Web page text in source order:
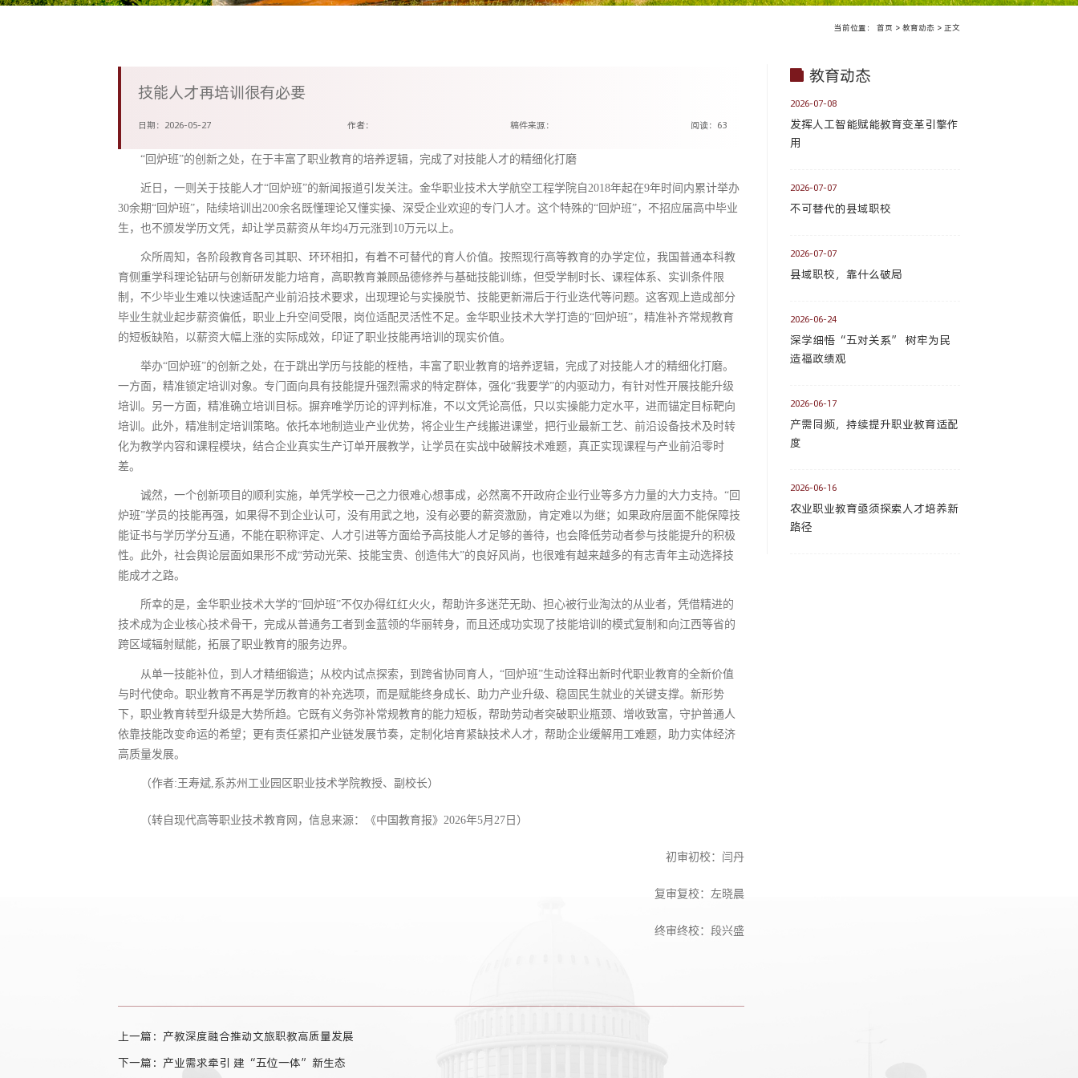
当前位置： 首页 > 教育动态 > 正文
技能人才再培训很有必要
日期：2026-05-27 作者： 稿件来源： 阅读： 63
“回炉班”的创新之处，在于丰富了职业教育的培养逻辑，完成了对技能人才的精细化打磨
近日，一则关于技能人才“回炉班”的新闻报道引发关注。金华职业技术大学航空工程学院自2018年起在9年时间内累计举办
30余期“回炉班”，陆续培训出200余名既懂理论又懂实操、深受企业欢迎的专门人才。这个特殊的“回炉班”，不招应届高中毕业
生，也不颁发学历文凭，却让学员薪资从年均4万元涨到10万元以上。
众所周知，各阶段教育各司其职、环环相扣，有着不可替代的育人价值。按照现行高等教育的办学定位，我国普通本科教
育侧重学科理论钻研与创新研发能力培育，高职教育兼顾品德修养与基础技能训练，但受学制时长、课程体系、实训条件限
制，不少毕业生难以快速适配产业前沿技术要求，出现理论与实操脱节、技能更新滞后于行业迭代等问题。这客观上造成部分
毕业生就业起步薪资偏低，职业上升空间受限，岗位适配灵活性不足。金华职业技术大学打造的“回炉班”，精准补齐常规教育
的短板缺陷，以薪资大幅上涨的实际成效，印证了职业技能再培训的现实价值。
举办“回炉班”的创新之处，在于跳出学历与技能的桎梏，丰富了职业教育的培养逻辑，完成了对技能人才的精细化打磨。
一方面，精准锁定培训对象。专门面向具有技能提升强烈需求的特定群体，强化“我要学”的内驱动力，有针对性开展技能升级
培训。另一方面，精准确立培训目标。摒弃唯学历论的评判标准，不以文凭论高低，只以实操能力定水平，进而锚定目标靶向
培训。此外，精准制定培训策略。依托本地制造业产业优势，将企业生产线搬进课堂，把行业最新工艺、前沿设备技术及时转
化为教学内容和课程模块，结合企业真实生产订单开展教学，让学员在实战中破解技术难题，真正实现课程与产业前沿零时
差。
诚然，一个创新项目的顺利实施，单凭学校一己之力很难心想事成，必然离不开政府企业行业等多方力量的大力支持。“回
炉班”学员的技能再强，如果得不到企业认可，没有用武之地，没有必要的薪资激励，肯定难以为继；如果政府层面不能保障技
能证书与学历学分互通，不能在职称评定、人才引进等方面给予高技能人才足够的善待，也会降低劳动者参与技能提升的积极
性。此外，社会舆论层面如果形不成“劳动光荣、技能宝贵、创造伟大”的良好风尚，也很难有越来越多的有志青年主动选择技
能成才之路。
所幸的是，金华职业技术大学的“回炉班”不仅办得红红火火，帮助许多迷茫无助、担心被行业淘汰的从业者，凭借精进的
技术成为企业核心技术骨干，完成从普通务工者到金蓝领的华丽转身，而且还成功实现了技能培训的模式复制和向江西等省的
跨区域辐射赋能，拓展了职业教育的服务边界。
从单一技能补位，到人才精细锻造；从校内试点探索，到跨省协同育人，“回炉班”生动诠释出新时代职业教育的全新价值
与时代使命。职业教育不再是学历教育的补充选项，而是赋能终身成长、助力产业升级、稳固民生就业的关键支撑。新形势
下，职业教育转型升级是大势所趋。它既有义务弥补常规教育的能力短板，帮助劳动者突破职业瓶颈、增收致富，守护普通人
依靠技能改变命运的希望；更有责任紧扣产业链发展节奏，定制化培育紧缺技术人才，帮助企业缓解用工难题，助力实体经济
高质量发展。
（作者:王寿斌,系苏州工业园区职业技术学院教授、副校长）
（转自现代高等职业技术教育网，信息来源：《中国教育报》 2026年5月27日）
初审初校：闫丹
复审复校：左晓晨
终审终校：段兴盛
上一篇：产教深度融合推动文旅职教高质量发展
下一篇：产业需求牵引 建“五位一体”新生态
教育动态
2026-07-08
发挥人工智能赋能教育变革引擎作
用
2026-07-07
不可替代的县域职校
2026-07-07
县域职校，靠什么破局
2026-06-24
深学细悟“五对关系” 树牢为民
造福政绩观
2026-06-17
产需同频，持续提升职业教育适配
度
2026-06-16
农业职业教育亟须探索人才培养新
路径